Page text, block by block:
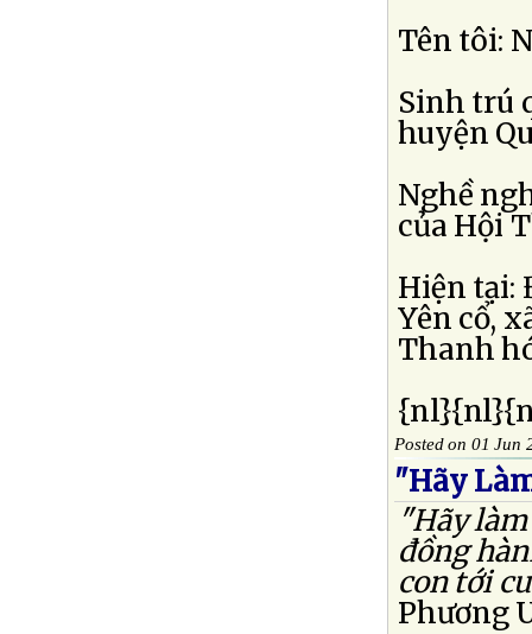
Tên tôi:
Sinh trú
huyện
Nghề
của Hội
Hiện tại:
Yên cổ,
Thanh
Posted on 01 Jun
"Hãy
"Hãy
đồng
con tới
Phương